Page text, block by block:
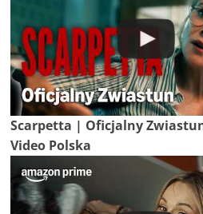
Scarpetta | Oficjalny
Video Polska